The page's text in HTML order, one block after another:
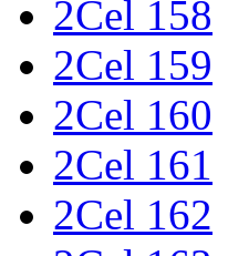
2Cel 158
2Cel 159
2Cel 160
2Cel 161
2Cel 162